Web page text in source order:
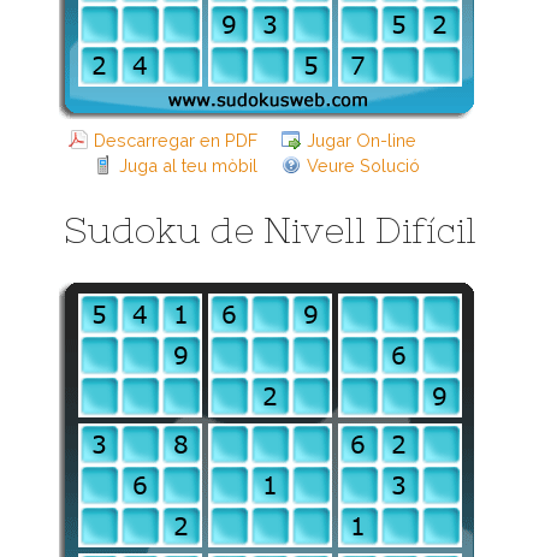
Descarregar en PDF
Jugar On-line
Juga al teu mòbil
Veure Solució
Sudoku de Nivell Difícil